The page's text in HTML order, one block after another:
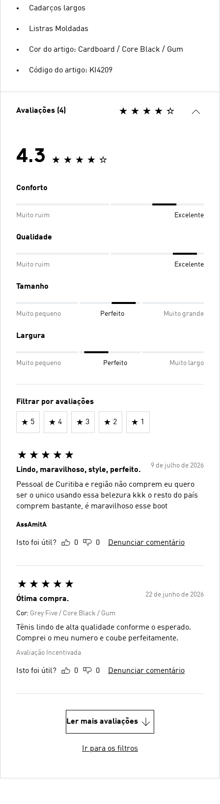
Cadarços largos
Listras Moldadas
Cor do artigo: Cardboard / Core Black / Gum
Código do artigo: KI4209
Avaliações (4)
4.3
Conforto
Muito ruim Excelente
Qualidade
Muito ruim Excelente
Tamanho
Muito pequeno Perfeito Muito grande
Largura
Muito pequeno Perfeito Muito largo
Filtrar por avaliações
5 4 3 2 1
9 de julho de 2026
Lindo, maravilhoso, style, perfeito.
Pessoal de Curitiba e região não comprem eu quero
ser o unico usando essa belezura kkk o resto do país
comprem bastante, é maravilhoso esse boot
AssAmitA
Isto foi útil? 0 0 Denunciar comentário
22 de junho de 2026
Ótima compra.
Cor: Grey Five / Core Black / Gum
Tênis lindo de alta qualidade conforme o esperado.
Comprei o meu numero e coube perfeitamente.
Avaliação Incentivada
Isto foi útil? 0 0 Denunciar comentário
Ler mais avaliações
Ir para os filtros